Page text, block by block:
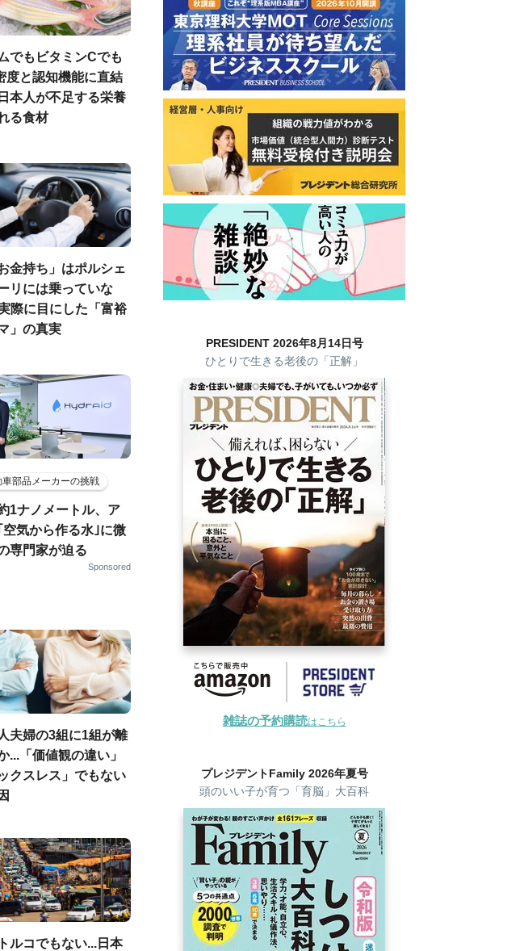
でもビタミンCでも
度と認知機能に直結
本人が不足する栄養
る食材
金持ち」はポルシェ
リには乗っていな
際に目にした「富裕
」の真実
部品メーカーの挑戦
1ナノメートル、ア
空気から作る水｣に微
専門家が迫る
Sponsored
夫婦の3組に1組が離
...「価値観の違い」
クスレス」でもない
ルコでもない...日本
PRESIDENT 2026年8月14日号
ひとりで生きる老後の「正解」
雑誌の予約購読はこちら
プレジデントFamily 2026年夏号
頭のいい子が育つ「育脳」大百科